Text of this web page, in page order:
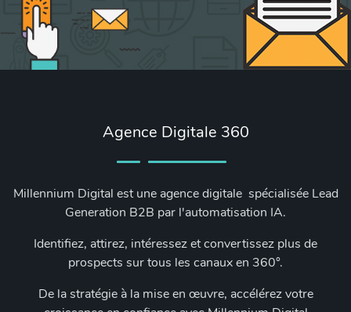
Agence Digitale 360
Millennium Digital est une agence digitale spécialisée Lead
Generation B2B par l'automatisation IA.
Identifiez, attirez, intéressez et convertissez plus de
prospects sur tous les canaux en 360°.
De la stratégie à la mise en œuvre, accélérez votre